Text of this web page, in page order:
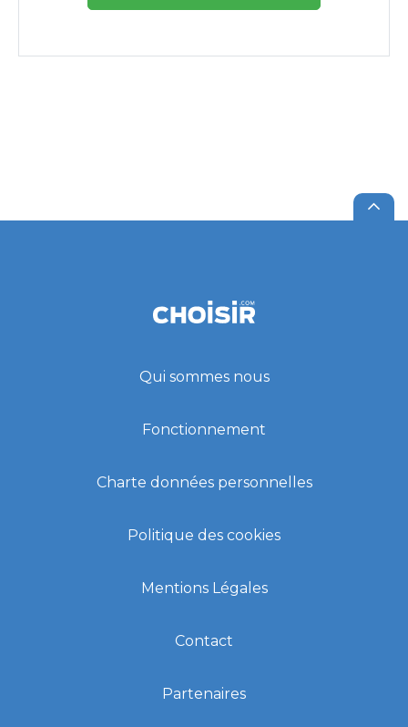
Qui sommes nous
Fonctionnement
Charte données personnelles
Politique des cookies
Mentions Légales
Contact
Partenaires